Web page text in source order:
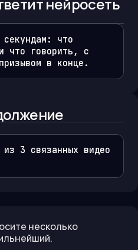
секундам: что
что говорить, с
в конце.
3 связанных видео
несколько